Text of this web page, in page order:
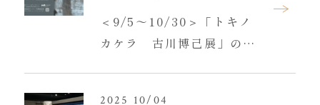
＜9/5～10/30＞「トキノ
カケラ 古川博己展」のご
2025 10/04